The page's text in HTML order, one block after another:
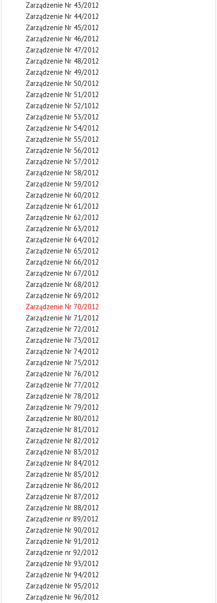
Zarządzenie Nr 43/2012
Zarządzenie Nr 44/2012
Zarządzenie Nr 45/2012
Zarządzenie Nr 46/2012
Zarządzenie Nr 47/2012
Zarządzenie Nr 48/2012
Zarządzenie Nr 49/2012
Zarządzenie Nr 50/2012
Zarządzenie Nr 51/2012
Zarządzenie Nr 52/1012
Zarządzenie Nr 53/2012
Zarządzenie Nr 54/2012
Zarządzenie Nr 55/2012
Zarządzenie Nr 56/2012
Zarządzenie Nr 57/2012
Zarządzenie Nr 58/2012
Zarządzenie Nr 59/2012
Zarządzenie Nr 60/2012
Zarządzenie Nr 61/2012
Zarządzenie Nr 62/2012
Zarządzenie Nr 63/2012
Zarządzenie Nr 64/2012
Zarządzenie Nr 65/2012
Zarządzenie Nr 66/2012
Zarządzenie Nr 67/2012
Zarządzenie Nr 68/2012
Zarządzenie Nr 69/2012
Zarządzenie Nr 70/2012
Zarządzenie Nr 71/2012
Zarządzenie Nr 72/2012
Zarządzenie Nr 73/2012
Zarządzenie Nr 74/2012
Zarządzenie Nr 75/2012
Zarządzenie Nr 76/2012
Zarządzenie Nr 77/2012
Zarządzenie Nr 78/2012
Zarządzenie Nr 79/2012
Zarządzenie Nr 80/2012
Zarządzenie Nr 81/2012
Zarządzenie Nr 82/2012
Zarządzenie Nr 83/2012
Zarządzenie Nr 84/2012
Zarządzenie Nr 85/2012
Zarządzenie Nr 86/2012
Zarządzenie Nr 87/2012
Zarządzenie Nr 88/2012
Zarządzenie nr 89/2012
Zarządzenie Nr 90/2012
Zarządzenie Nr 91/2012
Zarządzenie nr 92/2012
Zarządzenie Nr 93/2012
Zarządzenie Nr 94/2012
Zarządzenie Nr 95/2012
Zarządzenie Nr 96/2012